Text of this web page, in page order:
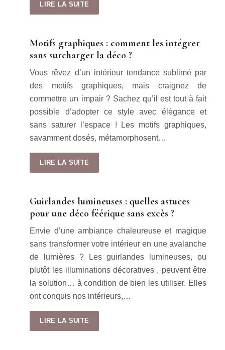
LIRE LA SUITE
Motifs graphiques : comment les intégrer
sans surcharger la déco ?
Vous rêvez d’un intérieur tendance sublimé par
des motifs graphiques, mais craignez de
commettre un impair ? Sachez qu’il est tout à fait
possible d’adopter ce style avec élégance et
sans saturer l’espace ! Les motifs graphiques,
savamment dosés, métamorphosent…
LIRE LA SUITE
Guirlandes lumineuses : quelles astuces
pour une déco féérique sans excès ?
Envie d’une ambiance chaleureuse et magique
sans transformer votre intérieur en une avalanche
de lumières ? Les guirlandes lumineuses, ou
plutôt les illuminations décoratives , peuvent être
la solution… à condition de bien les utiliser. Elles
ont conquis nos intérieurs,…
LIRE LA SUITE